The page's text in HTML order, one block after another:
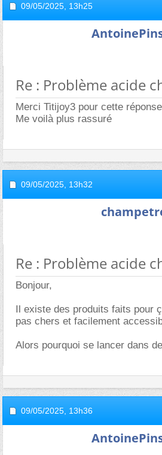
09/05/2025, 13h25
Re : Problème acide
Merci Titijoy3 pour cette réponse
Me voilà plus rassuré
09/05/2025, 13h32
Re : Problème acide
Bonjour,
Il existe des produits faits pour
pas chers et facilement
Alors pourquoi se lancer dans
09/05/2025, 13h36